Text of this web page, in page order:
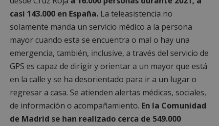
casi 143.000 en España. La teleasistencia no
solamente manda un servicio médico a la persona
mayor cuando esta se encuentra o mal o hay una
emergencia, también, inclusive, a través del servicio de
GPS es capaz de dirigir y orientar a un mayor que está
en la calle y se ha desorientado para ir a un lugar o
regresar a casa. Se atienden alertas médicas, sociales,
de información o acompañamiento. En la Comunidad
de Madrid se han realizado cerca de 549.000